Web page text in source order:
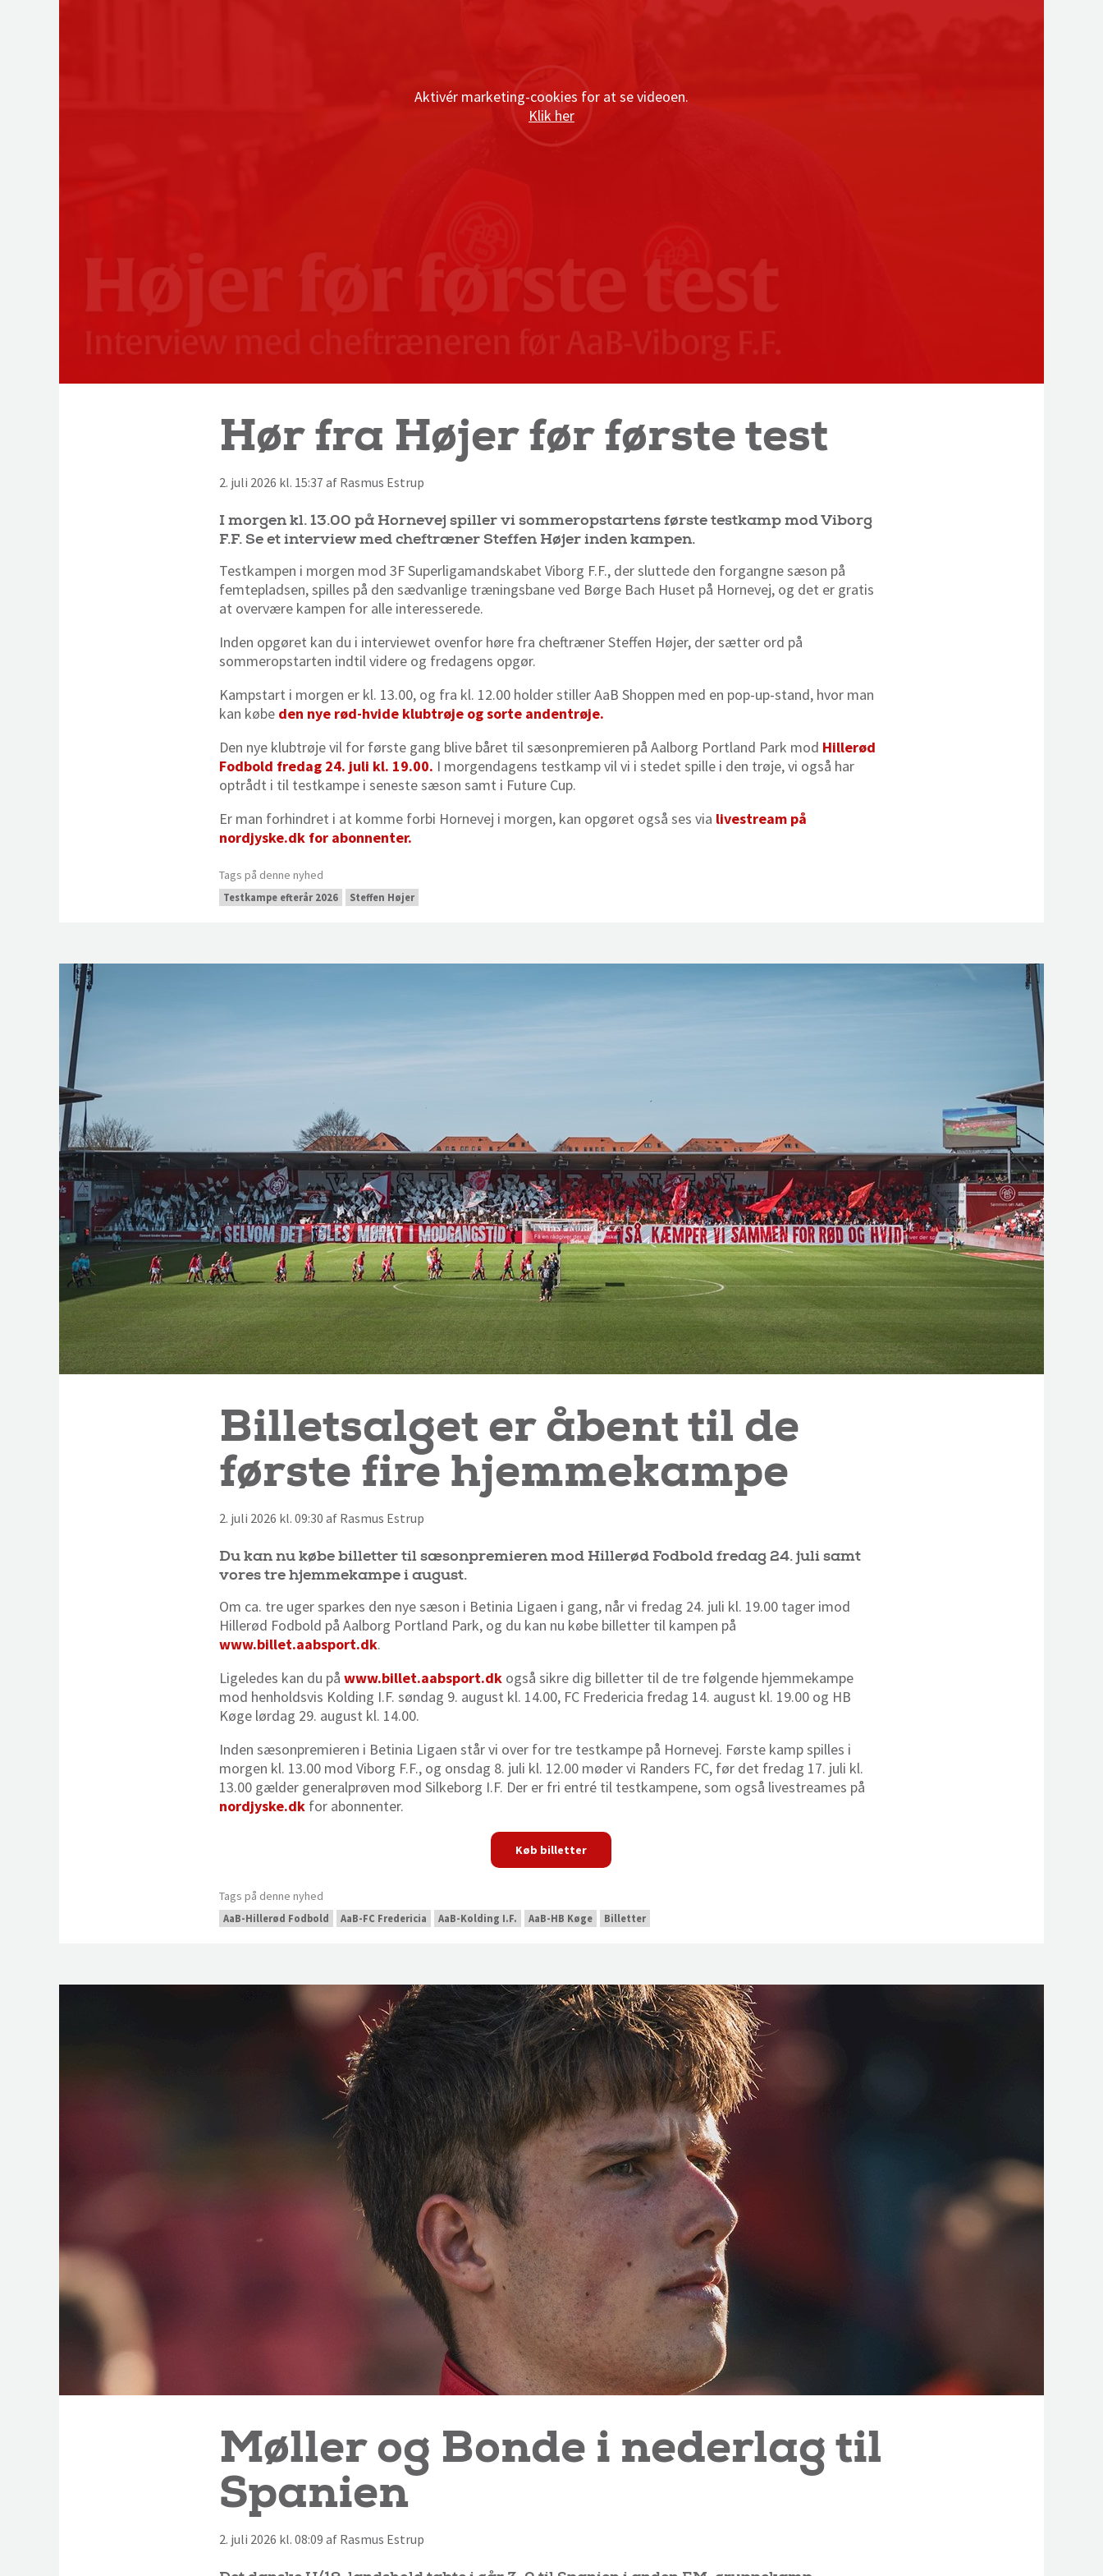
Aktivér marketing-cookies for at se videoen.
Klik her
Hør fra Højer før første test
2. juli 2026 kl. 15:37 af Rasmus Estrup
I morgen kl. 13.00 på Hornevej spiller vi sommeropstartens første testkamp mod Viborg
F.F. Se et interview med cheftræner Steffen Højer inden kampen.
Testkampen i morgen mod 3F Superligamandskabet Viborg F.F., der sluttede den forgangne sæson på
femtepladsen, spilles på den sædvanlige træningsbane ved Børge Bach Huset på Hornevej, og det er gratis
at overvære kampen for alle interesserede.
Inden opgøret kan du i interviewet ovenfor høre fra cheftræner Steffen Højer, der sætter ord på
sommeropstarten indtil videre og fredagens opgør.
Kampstart i morgen er kl. 13.00, og fra kl. 12.00 holder stiller AaB Shoppen med en pop-up-stand, hvor man
kan købe den nye rød-hvide klubtrøje og sorte andentrøje.
Den nye klubtrøje vil for første gang blive båret til sæsonpremieren på Aalborg Portland Park mod Hillerød
Fodbold fredag 24. juli kl. 19.00. I morgendagens testkamp vil vi i stedet spille i den trøje, vi også har
optrådt i til testkampe i seneste sæson samt i Future Cup.
Er man forhindret i at komme forbi Hornevej i morgen, kan opgøret også ses via livestream på
nordjyske.dk for abonnenter.
Tags på denne nyhed
Testkampe efterår 2026 Steffen Højer
Billetsalget er åbent til de
første fire hjemmekampe
2. juli 2026 kl. 09:30 af Rasmus Estrup
Du kan nu købe billetter til sæsonpremieren mod Hillerød Fodbold fredag 24. juli samt
vores tre hjemmekampe i august.
Om ca. tre uger sparkes den nye sæson i Betinia Ligaen i gang, når vi fredag 24. juli kl. 19.00 tager imod
Hillerød Fodbold på Aalborg Portland Park, og du kan nu købe billetter til kampen på
www.billet.aabsport.dk.
Ligeledes kan du på www.billet.aabsport.dk også sikre dig billetter til de tre følgende hjemmekampe
mod henholdsvis Kolding I.F. søndag 9. august kl. 14.00, FC Fredericia fredag 14. august kl. 19.00 og HB
Køge lørdag 29. august kl. 14.00.
Inden sæsonpremieren i Betinia Ligaen står vi over for tre testkampe på Hornevej. Første kamp spilles i
morgen kl. 13.00 mod Viborg F.F., og onsdag 8. juli kl. 12.00 møder vi Randers FC, før det fredag 17. juli kl.
13.00 gælder generalprøven mod Silkeborg I.F. Der er fri entré til testkampene, som også livestreames på
nordjyske.dk for abonnenter.
Køb billetter
Tags på denne nyhed
AaB-Hillerød Fodbold AaB-FC Fredericia AaB-Kolding I.F. AaB-HB Køge Billetter
Møller og Bonde i nederlag til
Spanien
2. juli 2026 kl. 08:09 af Rasmus Estrup